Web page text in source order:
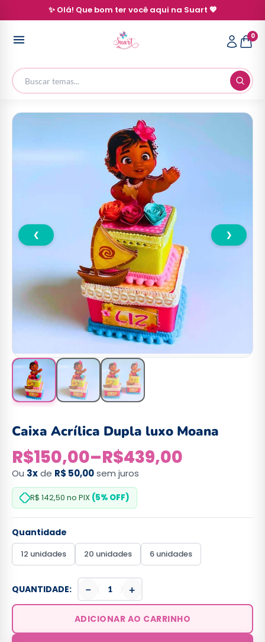
✨ Olá! Que bom ter você aqui na Suart 💖
0
❮ ❯
Caixa Acrílica Dupla luxo Moana
R$150,00–R$439,00
Ou 3xde R$ 50,00sem juros
R$ 142,50 no PIX (5% OFF)
Quantidade
12 unidades 20 unidades 6 unidades
QUANTIDADE: − +
ADICIONAR AO CARRINHO